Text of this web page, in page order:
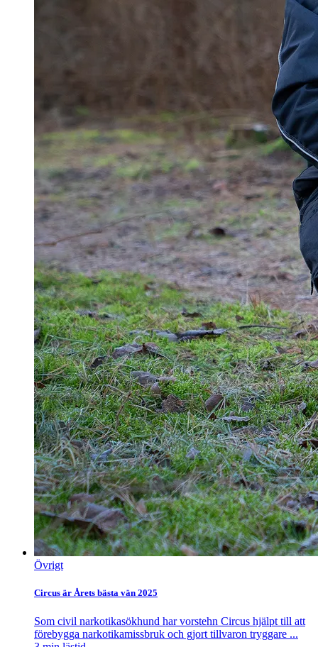
Övrigt
Circus är Årets bästa vän 2025
Som civil narkotikasökhund har vorstehn Circus hjälpt till att
förebygga narkotikamissbruk och gjort tillvaron tryggare ...